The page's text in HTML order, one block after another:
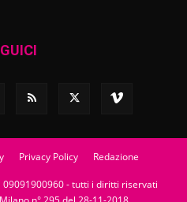
Privacy Policy Redazione
09091900960 - tutti i diritti riservati